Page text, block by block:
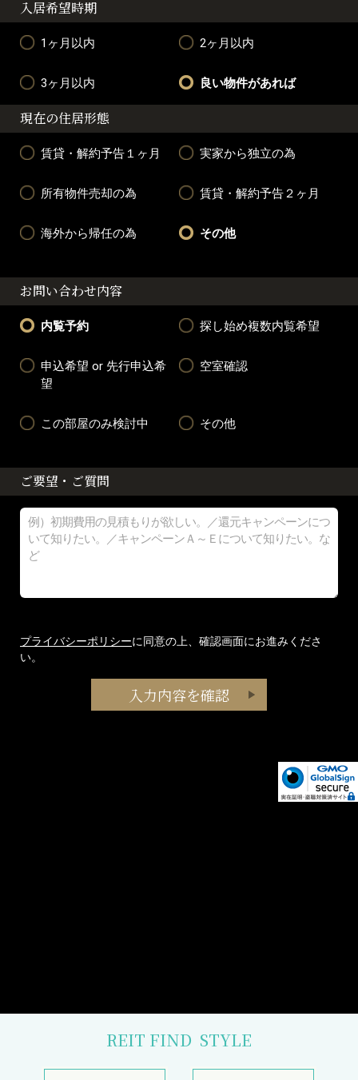
入居希望時期
1ヶ月以内 2ヶ月以内
3ヶ月以内 良い物件があれば
現在の住居形態
賃貸・解約予告１ヶ月 実家から独立の為
所有物件売却の為 賃貸・解約予告２ヶ月
海外から帰任の為 その他
お問い合わせ内容
内覧予約 探し始め複数内覧希望
申込希望 or 先行申込希
望
空室確認
この部屋のみ検討中 その他
ご要望・ご質問
プライバシーポリシーに同意の上、確認画面にお進みくださ
い。
REIT FIND STYLE